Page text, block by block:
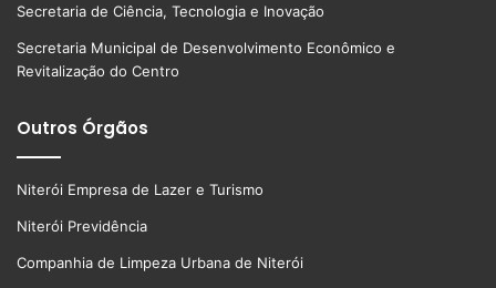
Secretaria de Ciência, Tecnologia e Inovação
Secretaria Municipal de Desenvolvimento Econômico e
Revitalização do Centro
Outros Órgãos
Niterói Empresa de Lazer e Turismo
Niterói Previdência
Companhia de Limpeza Urbana de Niterói